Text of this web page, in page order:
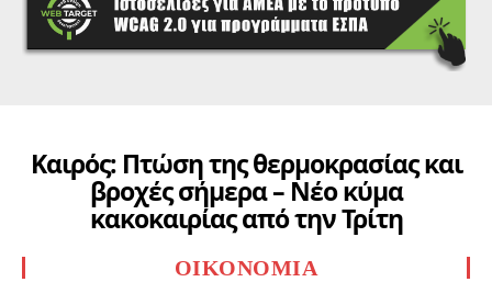
Καιρός: Πτώση της θερμοκρασίας και
βροχές σήμερα – Νέο κύμα
κακοκαιρίας από την Τρίτη
ΟΙΚΟΝΟΜΊΑ